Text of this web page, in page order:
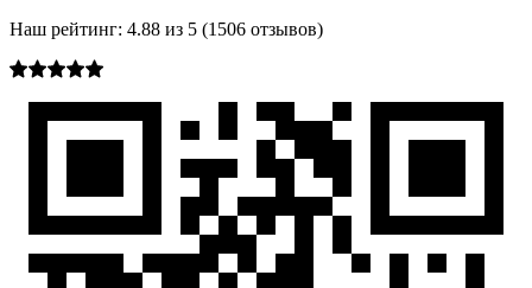
Наш рейтинг: 4.88 из 5 (1506 отзывов)